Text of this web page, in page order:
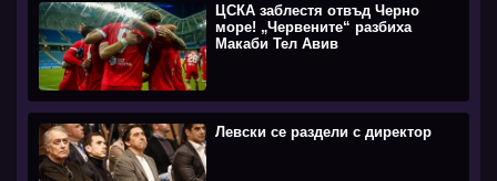
ЦСКА заблестя отвъд Черно
море! „Червените“ разбиха
Макаби Тел Авив
Левски се раздели с директор